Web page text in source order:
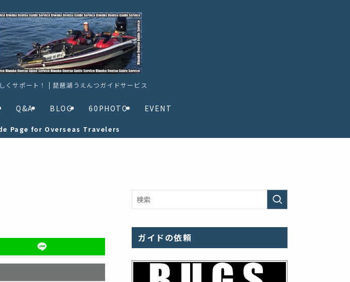
くサポート！ | 琵琶湖うえんつガイドサービス
Q&A BLOG 60PHOTO EVENT
Page for Overseas Travelers
ガイドの依頼